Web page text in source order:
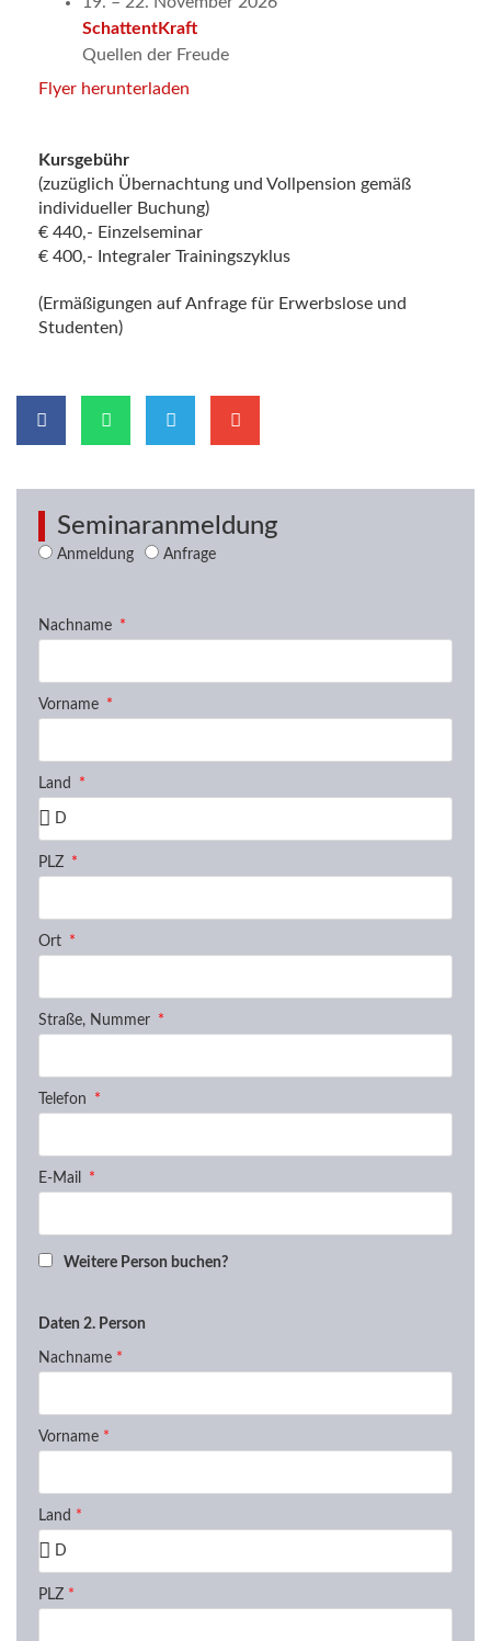
SchattentKraft
Quellen der Freude
Flyer herunterladen
Kursgebühr
(zuzüglich Übernachtung und Vollpension gemäß
individueller Buchung)
€ 440,- Einzelseminar
€ 400,- Integraler Trainingszyklus
(Ermäßigungen auf Anfrage für Erwerbslose und
Studenten)
Seminaranmeldung
Anmeldung Anfrage
Nachname
Vorname
Land
PLZ
Ort
Straße, Nummer
Telefon
E-Mail
Weitere Person buchen?
Daten 2. Person
Nachname *
Vorname *
Land *
PLZ *